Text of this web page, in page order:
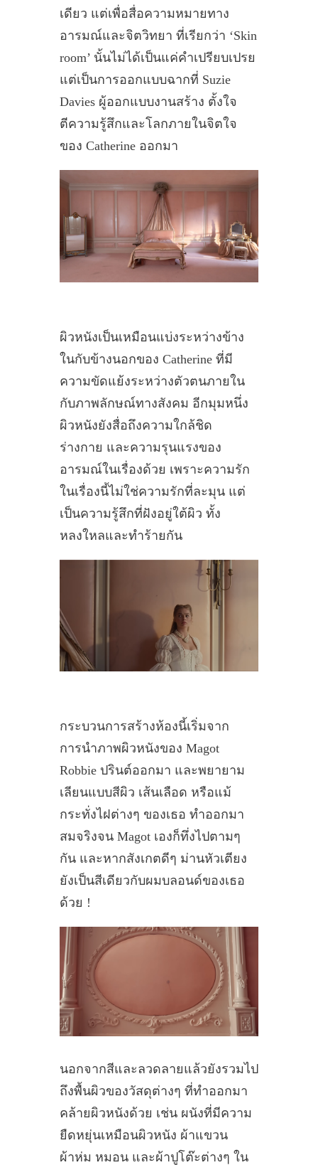
เดียว แต่เพื่อสื่อความหมายทาง
อารมณ์และจิตวิทยา ที่เรียกว่า ‘Skin
room’ นั้นไม่ได้เป็นแค่คำเปรียบเปรย
แต่เป็นการออกแบบฉากที่ Suzie
Davies ผู้ออกแบบงานสร้าง ตั้งใจ
ตีความรู้สึกและโลกภายในจิตใจ
ของ Catherine ออกมา
ผิวหนังเป็นเหมือนแบ่งระหว่างข้าง
ในกับข้างนอกของ Catherine ที่มี
ความขัดแย้งระหว่างตัวตนภายใน
กับภาพลักษณ์ทางสังคม อีกมุมหนึ่ง
ผิวหนังยังสื่อถึงความใกล้ชิด
ร่างกาย และความรุนแรงของ
อารมณ์ในเรื่องด้วย เพราะความรัก
ในเรื่องนี้ไม่ใช่ความรักที่ละมุน แต่
เป็นความรู้สึกที่ฝังอยู่ใต้ผิว ทั้ง
หลงใหลและทำร้ายกัน
กระบวนการสร้างห้องนี้เริ่มจาก
การนำภาพผิวหนังของ Magot
Robbie ปรินต์ออกมา และพยายาม
เลียนแบบสีผิว เส้นเลือด หรือแม้
กระทั่งไฝต่างๆ ของเธอ ทำออกมา
สมจริงจน Magot เองก็ทึ่งไปตามๆ
กัน และหากสังเกตดีๆ ม่านหัวเตียง
ยังเป็นสีเดียวกับผมบลอนด์ของเธอ
ด้วย !
นอกจากสีและลวดลายแล้วยังรวมไป
ถึงพื้นผิวของวัสดุต่างๆ ที่ทำออกมา
คล้ายผิวหนังด้วย เช่น ผนังที่มีความ
ยืดหยุ่นเหมือนผิวหนัง ผ้าแขวน
ผ้าห่ม หมอน และผ้าปูโต๊ะต่างๆ ใน